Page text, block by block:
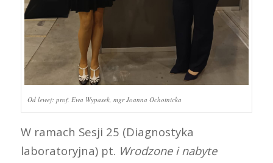
Od lewej: prof. Ewa Wypasek, mgr Joanna Ochotnicka
W ramach Sesji 25 (Diagnostyka
laboratoryjna) pt. Wrodzone i nabyte